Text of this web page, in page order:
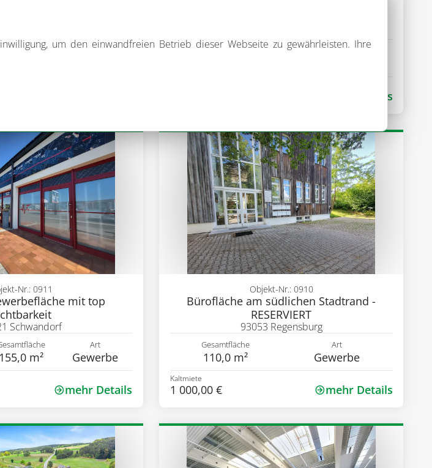
Art Zimmer Gesamtfläche Art
mehr Details
mit top
Nr.: 0911
Schwandorf
155,0 m²
Art
Gewerbe
mehr Details
Bürofläche am südlichen Stadtrand -
RESERVIERT
Objekt-Nr.: 0910
93053 Regensburg
Gesamtfläche
110,0 m²
Art
Gewerbe
Kaltmiete
1 000,00 € mehr Details
um den einwandfreien Betrieb dieser Webseite zu gewährleisten. Ihre